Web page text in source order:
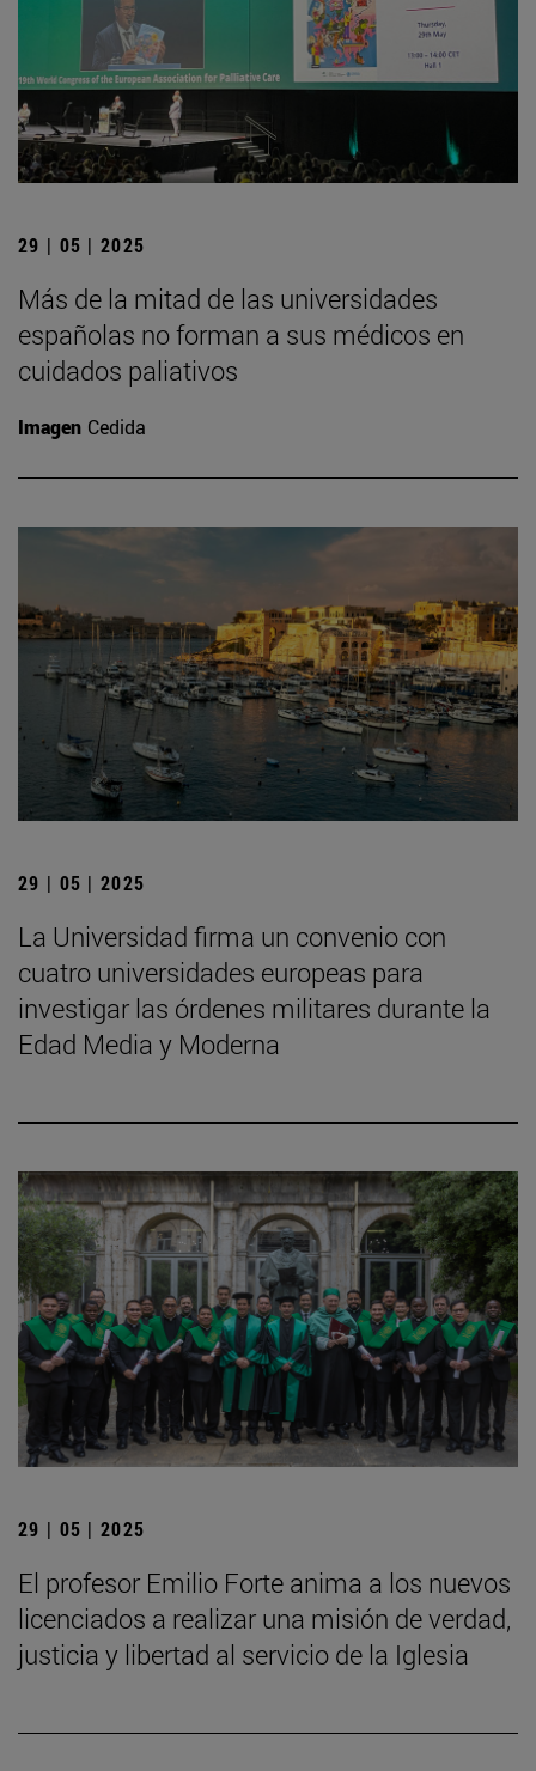
29 | 05 | 2025
Más de la mitad de las universidades
españolas no forman a sus médicos en
cuidados paliativos
Imagen Cedida
29 | 05 | 2025
La Universidad firma un convenio con
cuatro universidades europeas para
investigar las órdenes militares durante la
Edad Media y Moderna
29 | 05 | 2025
El profesor Emilio Forte anima a los nuevos
licenciados a realizar una misión de verdad,
justicia y libertad al servicio de la Iglesia